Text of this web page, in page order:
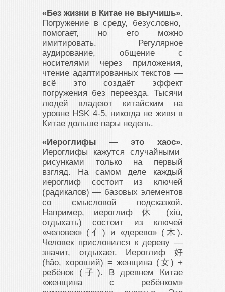
«Без жизни в Китае не выучишь».
Погружение в среду, безусловно,
помогает, но его можно
имитировать. Регулярное
аудирование, общение с
носителями через приложения,
чтение адаптированных текстов —
всё это создаёт эффект
погружения без переезда. Тысячи
людей владеют китайским на
уровне HSK 4-5, никогда не живя в
Китае дольше пары недель.
«Иероглифы — это хаос».
Иероглифы кажутся случайными
рисунками только на первый
взгляд. На самом деле каждый
иероглиф состоит из ключей
(радикалов) — базовых элементов
со смысловой подсказкой.
Например, иероглиф 休 (xiū,
отдыхать) состоит из ключей
«человек» (亻) и «дерево» (木).
Человек прислонился к дереву —
значит, отдыхает. Иероглиф 好
(hǎo, хороший) = женщина (女) +
ребёнок (子). В древнем Китае
«женщина с ребёнком»